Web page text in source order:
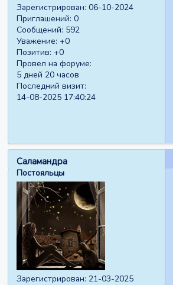
Зарегистрирован: 06-10-2024
Приглашений: 0
Сообщений: 592
Уважение: +0
Позитив: +0
Провел на форуме:
5 дней 20 часов
Последний визит:
14-08-2025 17:40:24
Саламандра
Постояльцы
Зарегистрирован: 21-03-2025